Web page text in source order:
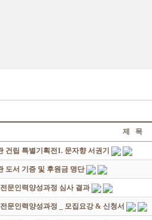
제 목
건립 특별기획전1. 문자향 서권기
도서 기증 및 후원금 명단
문인력양성과정 심사 결과
문인력양성과정 _ 모집요강 & 신청서